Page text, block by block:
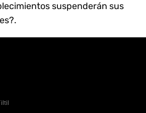
suspenderán sus